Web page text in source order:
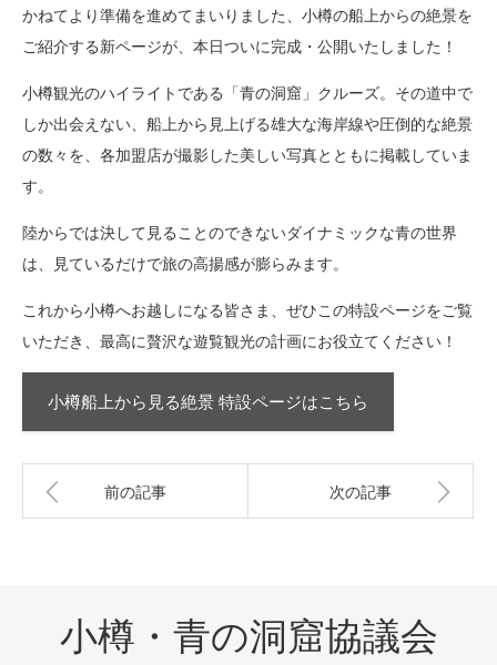
かねてより準備を進めてまいりました、小樽の船上からの絶景を
ご紹介する新ページが、本日ついに完成・公開いたしました！
小樽観光のハイライトである「青の洞窟」クルーズ。その道中で
しか出会えない、船上から見上げる雄大な海岸線や圧倒的な絶景
の数々を、各加盟店が撮影した美しい写真とともに掲載していま
す。
陸からでは決して見ることのできないダイナミックな青の世界
は、見ているだけで旅の高揚感が膨らみます。
これから小樽へお越しになる皆さま、ぜひこの特設ページをご覧
いただき、最高に贅沢な遊覧観光の計画にお役立てください！
小樽船上から見る絶景 特設ページはこちら
前の記事 次の記事
小樽・青の洞窟協議会